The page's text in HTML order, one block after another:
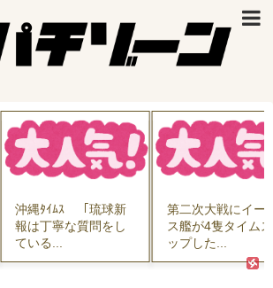
沖縄ﾀｲﾑｽ 「琉球新
報は丁寧な質問をし
ている...
第二次大戦にイー
ス艦が4隻タイム
ップした...